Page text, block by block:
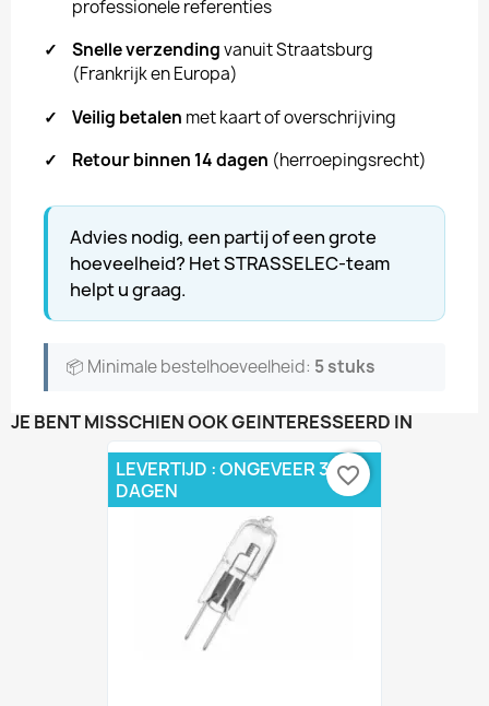
professionele referenties
✓
Snelle verzendingvanuit Straatsburg
(Frankrijk en Europa)
✓
Veilig betalen met kaart of overschrijving
✓
Retour binnen 14 dagen (herroepingsrecht)
Advies nodig, een partij of een grote
hoeveelheid? Het STRASSELEC-team
helpt u graag.
📦 Minimale bestelhoeveelheid: 5 stuks
JE BENT MISSCHIEN OOK GEÏNTERESSEERD IN
LEVERTIJD : ONGEVEER 3 - 5
DAGEN
favorite_border